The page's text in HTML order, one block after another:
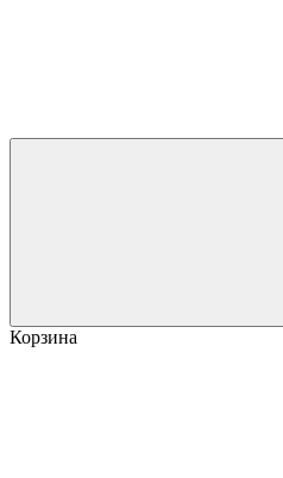
Корзина